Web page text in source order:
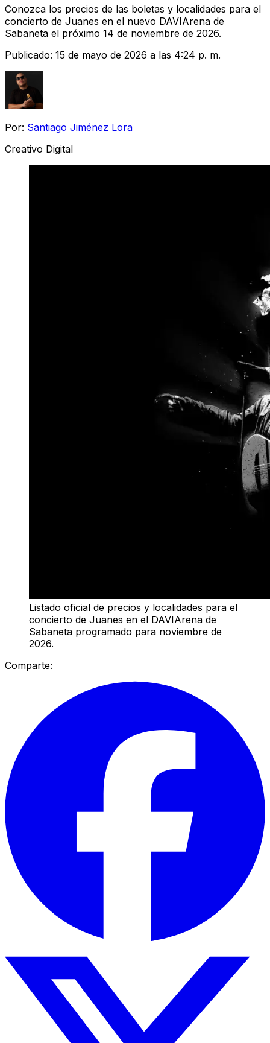
Conozca los precios de las boletas y localidades para el
concierto de Juanes en el nuevo DAVIArena de
Sabaneta el próximo 14 de noviembre de 2026.
Publicado: 15 de mayo de 2026 a las 4:24 p. m.
Por: Santiago Jiménez Lora
Creativo Digital
Listado oficial de precios y localidades para el
concierto de Juanes en el DAVIArena de
Sabaneta programado para noviembre de
2026.
Comparte: